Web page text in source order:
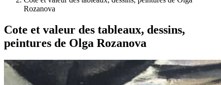
Rozanova
Cote et valeur des tableaux, dessins,
peintures de Olga Rozanova